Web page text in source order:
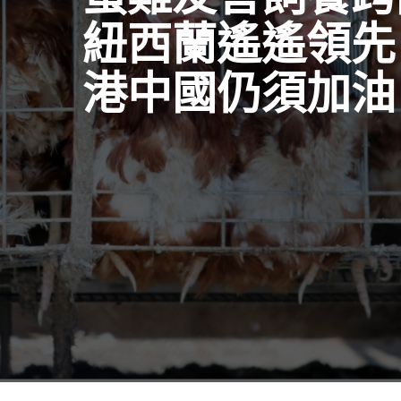
紐西蘭遙遙領
港中國仍須加油